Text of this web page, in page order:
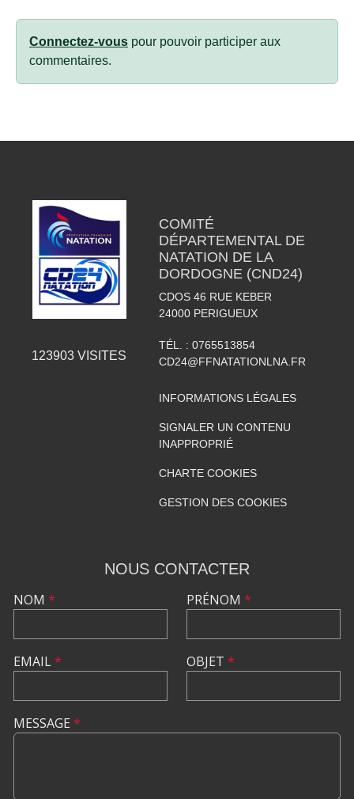
Connectez-vous pour pouvoir participer aux
commentaires.
123903 VISITES
COMITÉ
DÉPARTEMENTAL DE
NATATION DE LA
DORDOGNE (CND24)
CDOS 46 RUE KEBER
24000 PERIGUEUX
TÉL. : 0765513854
CD24@FFNATATIONLNA.FR
INFORMATIONS LÉGALES
SIGNALER UN CONTENU
INAPPROPRIÉ
CHARTE COOKIES
GESTION DES COOKIES
NOUS CONTACTER
NOM *
EMAIL*
PRÉNOM *
OBJET *
MESSAGE *